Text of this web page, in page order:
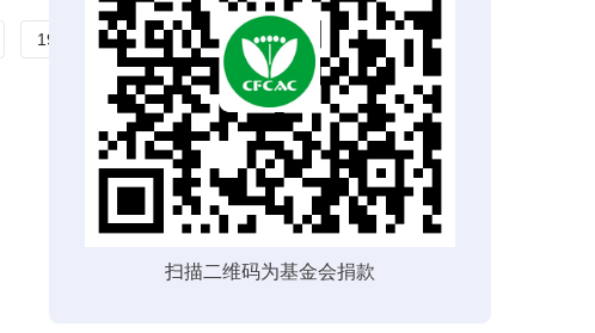
1945 1946 »
扫描二维码为基金会捐款